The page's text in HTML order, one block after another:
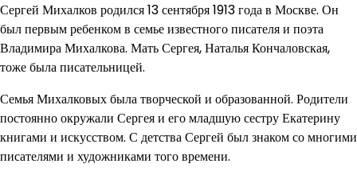
Сергей Михалков родился 13 сентября 1913 года в Москве. Он
был первым ребенком в семье известного писателя и поэта
Владимира Михалкова. Мать Сергея, Наталья Кончаловская,
тоже была писательницей.
Семья Михалковых была творческой и образованной. Родители
постоянно окружали Сергея и его младшую сестру Екатерину
книгами и искусством. С детства Сергей был знаком со многими
писателями и художниками того времени.